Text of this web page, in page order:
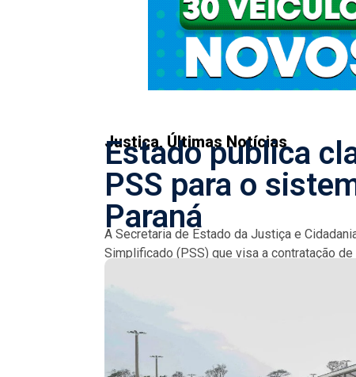
Justiça, Últimas Notícias
Estado publica
PSS para o
Paraná
A Secretaria de Estado da Justiça e
Simplificado (PSS) que visa a contratação de